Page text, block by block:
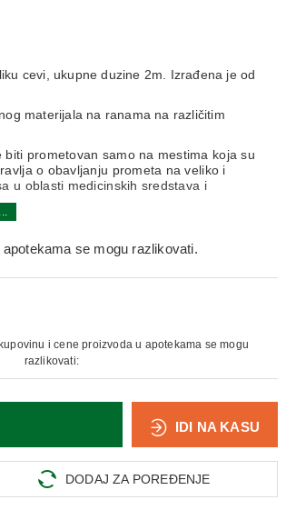
cevi, ukupne duzine 2m. Izrađena je od
materijala na ranama na različitim
prometovan samo na mestima koja su
o obavlјanju prometa na veliko i
u oblasti medicinskih sredstava i
na medicinsko sredstvo
se mogu razlikovati.
i cene proizvoda u apotekama se mogu
razlikovati:
IDI NA KASU
DODAJ ZA POREĐENJE